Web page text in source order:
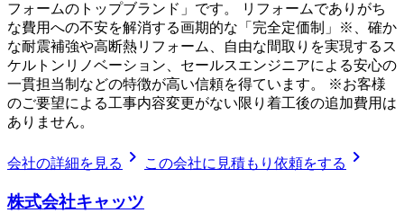
フォームのトップブランド」です。 リフォームでありがち
な費用への不安を解消する画期的な「完全定価制」※、確か
な耐震補強や高断熱リフォーム、自由な間取りを実現するス
ケルトンリノベーション、セールスエンジニアによる安心の
一貫担当制などの特徴が高い信頼を得ています。 ※お客様
のご要望による工事内容変更がない限り着工後の追加費用は
ありません。
会社の詳細を見る chevron_right この会社に見積もり依頼をする chevron_right
株式会社キャッツ